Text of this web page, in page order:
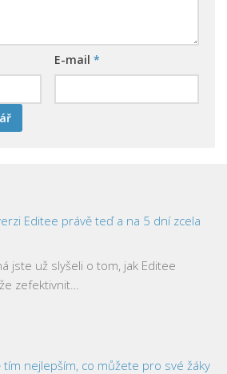
E-mail *
Editee právě teď a na 5 dní zcela
jste už slyšeli o tom, jak Editee
zefektivnit…
nejlepším, co můžete pro své žáky